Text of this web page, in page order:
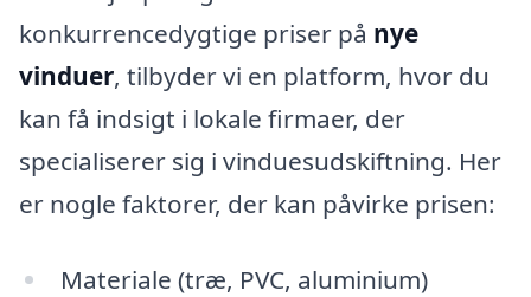
konkurrencedygtige priser på nye
vinduer, tilbyder vi en platform, hvor du
kan få indsigt i lokale firmaer, der
specialiserer sig i vinduesudskiftning. Her
er nogle faktorer, der kan påvirke prisen:
Materiale (træ, PVC, aluminium)